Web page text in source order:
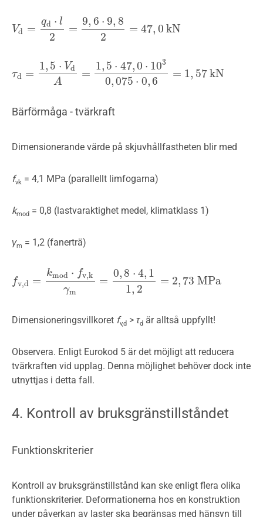
Vd =
qd ⋅ l
2
=
9, 6 ⋅ 9, 8
2
= 47, 0 kN
Vd =qd ⋅l2=9,6 ⋅9, 82=47,0kN
τd =
1 , 5 ⋅ Vd
A
=
1 , 5 ⋅ 47,0 ⋅ 103
0,075 ⋅ 0,6
= 1, 57kN
τd= 1,5 ⋅VdA=1,5⋅ 47, 0⋅1030,075⋅0,6=1,57kN
Bärförmåga - tvärkraft
Dimensionerande värde på skjuvhållfastheten blir med
fvk = 4,1 MPa (parallellt limfogarna)
kmod = 0,8 (lastvaraktighet medel, klimatklass 1)
γm = 1,2 (fanerträ)
fv,d =
kmod ⋅ fv,k
γm
=
0, 8 ⋅ 4, 1
1, 2
= 2, 73 MPa
fv,d= kmod⋅fv,kγm=0 8⋅4 11,2=2,73MPa
Dimensioneringsvillkoret fv,d > τd är alltså uppfyllt!
Observera. Enligt Eurokod 5 är det möjligt att reducera
tvärkraften vid upplag. Denna möjlighet behöver dock inte
utnyttjas i detta fall.
4. Kontroll av bruksgränstillståndet
Funktionskriterier
Kontroll av bruksgränstillstånd kan ske enligt flera olika
funktionskriterier. Deformationerna hos en konstruktion
under påverkan av laster ska begränsas med hänsyn till